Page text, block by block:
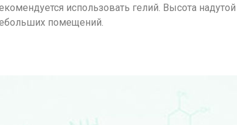
использовать гелий. Высота
помещений.